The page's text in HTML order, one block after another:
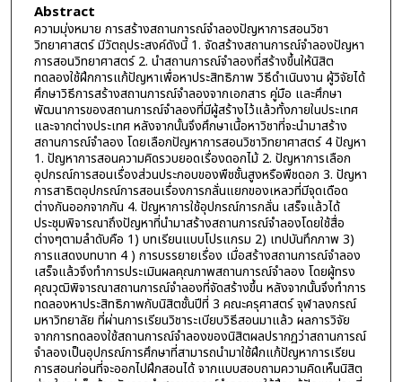
Abstract
ความมุ่งหมาย การสร้างสถานการณ์จำลองปัญหาการสอนวิชา
วิทยาศาสตร์ มีวัตถุประสงค์ดังนี้ 1. จัดสร้างสถานการณ์จำลองปัญหา
การสอนวิทยาศาสตร์ 2. นำสถานการณ์จำลองที่สร้างขึ้นให้นิสิต
ทดลองใช้ฝึกการแก้ปัญหาเพื่อหาประสิทธิภาพ วิธีดำเนินงาน ผู้วิจัยได้
ศึกษาวิธีการสร้างสถานการณ์จำลองจากเอกสาร คู่มือ และศึกษา
พัฒนาการของสถานการณ์จำลองที่มีผู้สร้างไว้แล้วทั้งภายในประเทศ
และจากต่างประเทศ หลังจากนั้นจึงศึกษาเนื้อหาวิชาที่จะนำมาสร้าง
สถานการณ์จำลอง โดยเลือกปัญหาการสอนวิชาวิทยาศาสตร์ 4 ปัญหา
1. ปัญหาการสอนความคิดรวบยอดเรื่องดอกไม้ 2. ปัญหาการเลือก
อุปกรณ์การสอนเรื่องส่วนประกอบของพืชชั้นสูงหรือพืชดอก 3. ปัญหา
การสาธิตอุปกรณ์การสอนเรื่องการกลั่นแยกของเหลวที่มีจุดเดือด
ต่างกันออกจากกัน 4. ปัญหาการใช้อุปกรณ์การกลั่น เสร็จแล้วได้
ประชุมพิจารณาถึงปัญหาที่นำมาสร้างสถานการณ์จำลองโดยใช้สื่อ
ต่างๆตามลำดับคือ 1) บทเรียนแบบโปรแกรม 2) เทปบันทึกภาพ 3)
การแสดงบทบาท 4 ) การบรรยายเรื่อง เมื่อสร้างสถานการณ์จำลอง
เสร็จแล้วจึงทำการประเมินผลคุณภาพสถานการณ์จำลอง โดยผู้ทรง
คุณวุฒิพิจารณาสถานการณ์จำลองที่จัดสร้างขึ้น หลังจากนั้นจึงทำการ
ทดลองหาประสิทธิภาพกับนิสิตชั้นปีที่ 3 คณะครุศาสตร์ จุฬาลงกรณ์
มหาวิทยาลัย ที่ผ่านการเรียนวิชาระเบียบวิธีสอนมาแล้ว ผลการวิจัย
จากการทดลองใช้สถานการณ์จำลองของนิสิตผลปรากฏว่าสถานการณ์
จำลองเป็นอุปกรณ์การศึกษาที่สามารถนำมาใช้ฝึกแก้ปัญหาการเรียน
การสอนก่อนที่จะออกไปฝึกสอนได้ จากแบบสอบถามความคิดเห็นนิสิต